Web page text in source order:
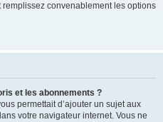
convenablement les options
et les abonnements ?
permettait d’ajouter un sujet aux
votre navigateur internet. Vous ne